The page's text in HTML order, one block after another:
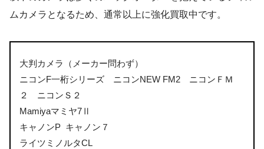
ムカメラとなるため、通常以上に強化買取中です。
大判カメラ（メーカー問わず）
ニコンF一桁シリーズ ニコンNEW FM2 ニコンＦＭ
２ ニコンＳ２
Mamiyaマミヤ7Ⅱ
キャノンP キャノン７
ライツミノルタCL